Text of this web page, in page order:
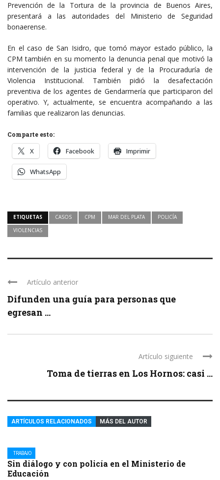
Prevención de la Tortura de la provincia de Buenos Aires,
presentará a las autoridades del Ministerio de Seguridad
bonaerense.
En el caso de San Isidro, que tomó mayor estado público, la
CPM también en su momento la denuncia penal que motivó la
intervención de la justicia federal y de la Procuraduría de
Violencia Institucional. También pidió la desafectación
preventiva de los agentes de Gendarmería que participaron del
operativo. Y, actualmente, se encuentra acompañando a las
familias que realizaron las denuncias.
Comparte esto:
X Facebook Imprimir
WhatsApp
ETIQUETAS CASOS CPM MAR DEL PLATA
POLICÍA
VIOLENCIAS
Artículo anterior
Difunden una guía para personas que
egresan ...
Artículo siguiente
Toma de tierras en Los Hornos: casi ...
ARTÍCULOS RELACIONADOS MÁS DEL AUTOR
TRABAJO
Sin diálogo y con policía en el Ministerio de
Educación